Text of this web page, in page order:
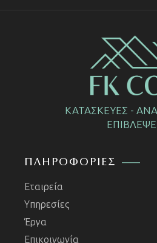
ΚΑΤΑΣΚΕΥΕΣ -
ΠΛΗΡΟΦΟΡΙΕΣ
Εταιρεία
Υπηρεσίες
Έργα
Επικοινωνία